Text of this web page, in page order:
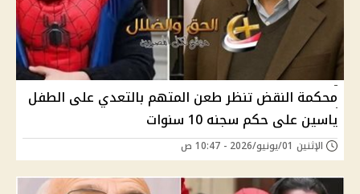
محكمة النقض تنظر طعن المتهم بالتعدي على الطفل
ياسين على حكم سجنه 10 سنوات
الإثنين 01/يونيو/2026 - 10:47 ص